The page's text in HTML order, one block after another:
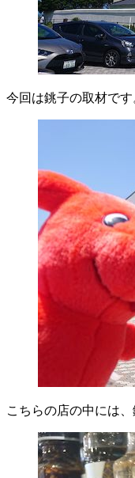
今回は銚子の取材で
こちらの店の中には